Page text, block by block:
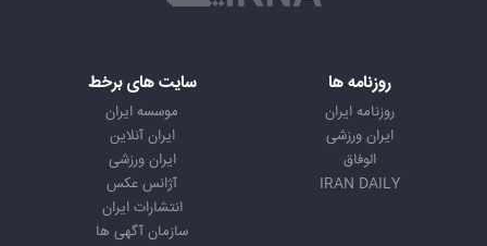
روزنامه ها
روزنامه ایران
ایران ورزشی
الوفاق
IRAN DAILY
سایت های برخط
موسسه ایران
ایران آنلاین
ایران ورزشی
آژانس عکس
انتشارات ایران
سازمان آگهی ها